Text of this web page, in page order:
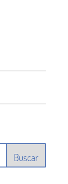
Buscar